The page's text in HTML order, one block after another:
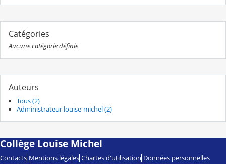
Catégories
Aucune catégorie définie
Auteurs
Tous (2)
Administrateur louise-michel (2)
Collège Louise Michel
Contacts Mentions légales Chartes d'utilisation Données personnelles